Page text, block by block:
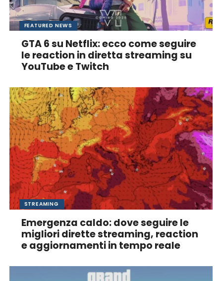
FEATURED NEWS
GTA 6 su Netflix: ecco come seguire
le reaction in diretta streaming su
YouTube e Twitch
STREAMING
Emergenza caldo: dove seguire le
migliori dirette streaming, reaction
e aggiornamenti in tempo reale